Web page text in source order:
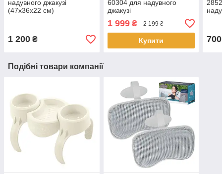
надувного джакузі
(47х36х22 см)
1 200 ₴
60304 для надувного
джакузі
1 999₴ 2 199 ₴
Купити 700
Подібні товари компанії